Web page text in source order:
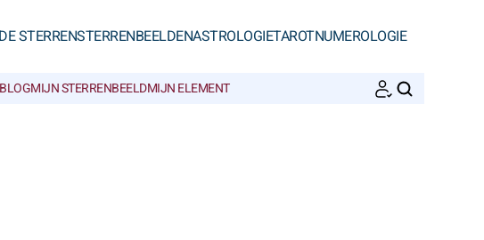
STERRENSTERRENBEELDENASTROLOGIETAROTNUMEROLOGIE
MIJN STERRENBEELDMIJN ELEMENT